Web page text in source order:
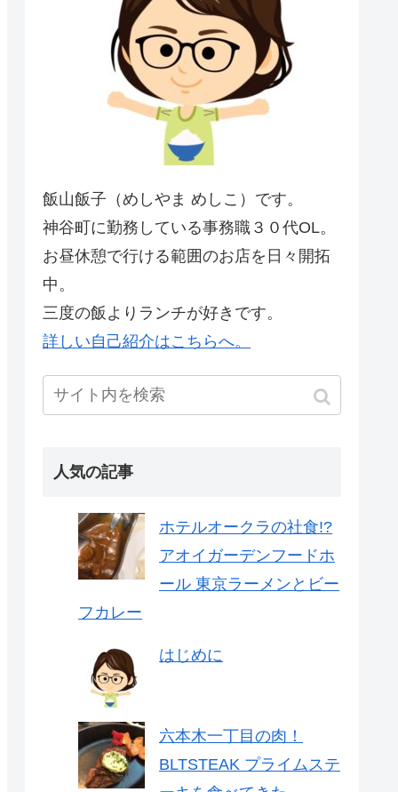
飯山飯子（めしやま めしこ）です。
神谷町に勤務している事務職３０代OL。
お昼休憩で行ける範囲のお店を日々開拓
中。
三度の飯よりランチが好きです。
詳しい自己紹介はこちらへ。
人気の記事
ホテルオークラの社食!?
アオイガーデンフードホ
ール 東京ラーメンとビー
フカレー
はじめに
六本木一丁目の肉！
BLTSTEAK プライムステ